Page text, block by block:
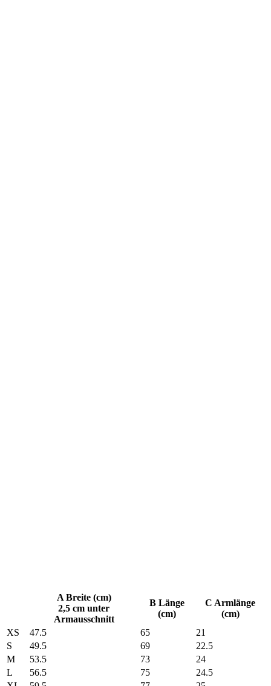
A Breite (cm)
2,5 cm unter
Armausschnitt
B Länge
(cm)
C Armlänge
(cm)
XS
47.5 65
21
S
49.5 69
22.5
M
53.5 73
24
L
56.5 75
24.5